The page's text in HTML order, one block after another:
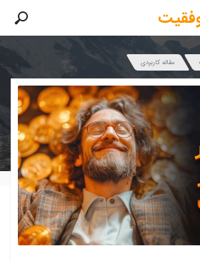
مقاله کاربردی